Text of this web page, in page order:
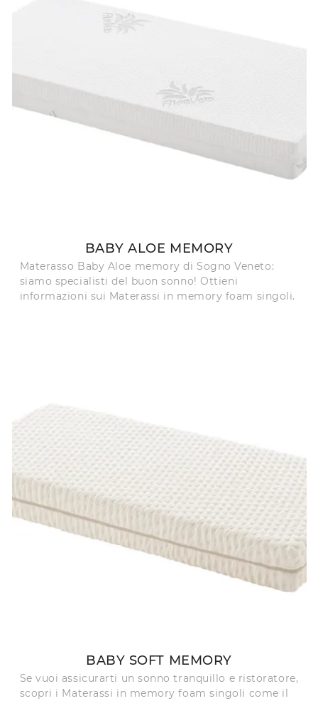
BABY ALOE MEMORY
Materasso Baby Aloe memory di Sogno Veneto:
siamo specialisti del buon sonno! Ottieni
informazioni sui Materassi in memory foam singoli.
BABY SOFT MEMORY
Se vuoi assicurarti un sonno tranquillo e ristoratore,
scopri i Materassi in memory foam singoli come il